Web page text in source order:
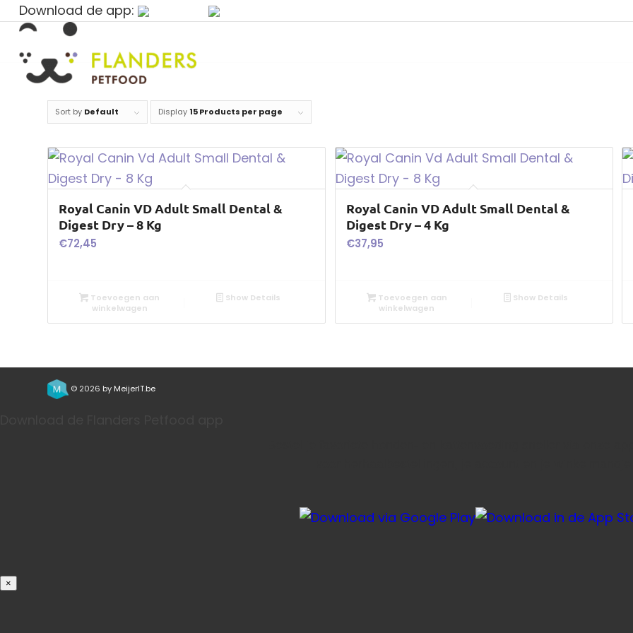
Download de app:
Sort by Default Display 15 Products per page
Royal Canin VD Adult Small Dental &
Digest Dry – 8 Kg
€72,45
Toevoegen aan
winkelwagen
Show Details
Royal Canin VD Adult Small Dental &
Digest Dry – 4 Kg
€37,95
Toevoegen aan
winkelwagen
Show Details
© 2026 by MeijerIT.be
×